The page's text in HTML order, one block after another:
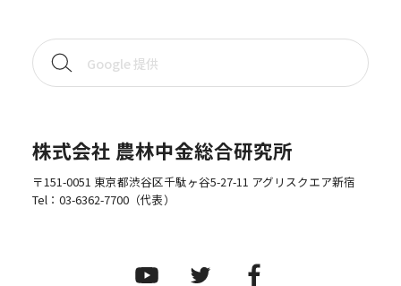
株式会社 農林中金総合研究所
〒151-0051 東京都渋谷区千駄ヶ谷5-27-11 アグリスクエア新宿
Tel： 03-6362-7700（代表）